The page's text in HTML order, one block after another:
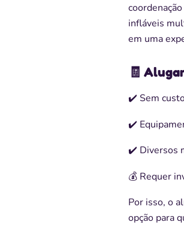
infláveis
em uma
🧾
✔️ Sem
✔️
✔️ Diversos
💰 Requer
Por isso, o
opção para